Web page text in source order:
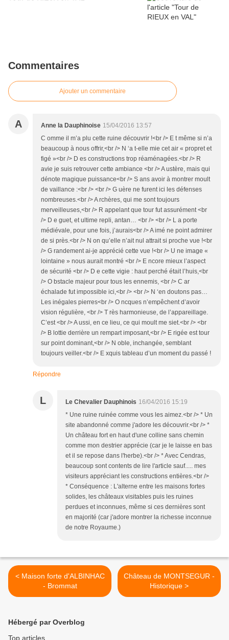
Commentaires
Ajouter un commentaire
A Anne la Dauphinoise 15/04/2016 13:57
C omme il m’a plu cette ruine découvrir !<br /> E t même si n’a
beaucoup à nous offrir,<br /> N ‘a t-elle mie cet air « propret et
figé »<br /> D es constructions trop réaménagées.<br /> R
avie je suis retrouver cette ambiance <br /> A ustère, mais qui
dénote magique puissance<br /> S ans avoir à montrer moult
de vaillance :<br /> <br /> G uère ne furent ici les défenses
nombreuses.<br /> A rchères, qui me sont toujours
merveilleuses,<br /> R appelant que tour fut assurément <br
/> D e guet, et ultime repli, antan… <br /> <br /> L a porte
médiévale, pour une fois, j’aurais<br /> A imé ne point admirer
de si près.<br /> N on qu’elle n’ait nul attrait si proche vue !<br
/> G randement ai-je apprécié cette vue !<br /> U ne image «
lointaine » nous aurait montré <br /> E ncore mieux l’aspect
de sécurité <br /> D e cette vigie : haut perché était l’huis,<br
/> O bstacle majeur pour tous les ennemis, <br /> C ar
échalade fut impossible ici,<br /> <br /> N ‘en doutons pas…
Les inégales pierres<br /> O ncques n’empêchent d’avoir
vision régulière, <br /> T rès harmonieuse, de l’appareillage.
C’est <br /> A ussi, en ce lieu, ce qui moult me siet.<br /> <br
/> B lottie derrière un rempart imposant,<br /> E rigée est tour
sur point dominant,<br /> N oble, inchangée, semblant
toujours veiller.<br /> E xquis tableau d’un moment du passé !
Répondre
L Le Chevalier Dauphinois 16/04/2016 15:19
* Une ruine ruinée comme vous les aimez.<br /> * Un
site abandonné comme j'adore les découvrir.<br /> *
Un château fort en haut d'une colline sans chemin
comme mon destrier apprécie (car je le laisse en bas
et il se repose dans l'herbe).<br /> * Avec Cendras,
beaucoup sont contents de lire l'article sauf..... mes
visiteurs appréciant les constructions entières.<br />
* Conséquence : L'alterne entre les maisons fortes
solides, les châteaux visitables puis les ruines
perdues et inconnues, même si ces dernières sont
en majorité (car j'adore montrer la richesse inconnue
de notre Royaume.)
< Maison forte d'ALBINHAC
- Brommat
Château de MONTSEGUR -
Historique >
Hébergé par Overblog
Top articles